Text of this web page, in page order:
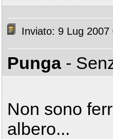
Inviato: 9 Lug 2007
Punga -
Non sono
albero...